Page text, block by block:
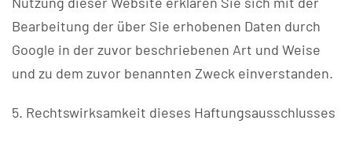
Bearbeitung der über Sie erhobenen Daten durch
Google in der zuvor beschriebenen Art und Weise
und zu dem zuvor benannten Zweck einverstanden.
5. Rechtswirksamkeit dieses Haftungsausschlusses